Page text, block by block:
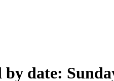
date: